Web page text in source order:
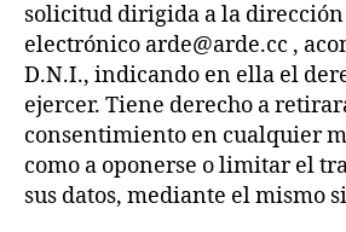
solicitud dirigida a la dirección
electrónico arde@arde.cc ,
D.N.I., indicando en ella el
ejercer. Tiene derecho a
consentimiento en cualquier
como a oponerse o limitar el
sus datos, mediante el mismo